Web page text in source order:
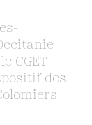
CGET
des